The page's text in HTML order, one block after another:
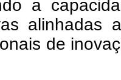
a
alinhadas
de